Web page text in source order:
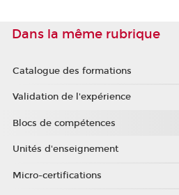
Dans la même rubrique
Catalogue des formations
Validation de l'expérience
Blocs de compétences
Unités d'enseignement
Micro-certifications